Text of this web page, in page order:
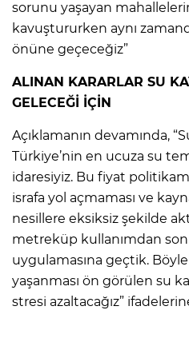
sorunu yaşayan
kavuştururken aynı
önüne geçeceğiz”
ALINAN KARARLAR SU
GELECEĞİ İÇİN
Açıklamanın devamında,
Türkiye’nin en ucuza su
idaresiyiz. Bu fiyat
israfa yol açmaması ve
nesillere eksiksiz şekilde
metreküp kullanımdan
uygulamasına geçtik.
yaşanması ön görülen su
stresi azaltacağız”